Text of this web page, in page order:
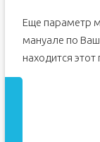
Еще параметр
мануале по
находится